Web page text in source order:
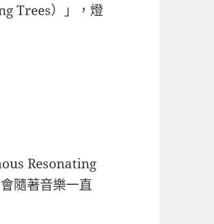
Trees）」，燈
Resonating
隨著音樂一直